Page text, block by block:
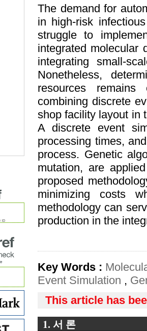
The demand for
in high-risk
struggle to
integrated molecular
integrating small-
Nonetheless,
resources
combining discrete
shop facility layout in
A discrete event
processing times,
process. Genetic
mutation, are
proposed
minimizing costs
methodology can
production in the
Key Words :
Event Simulation ,
This article has
1. 서 론